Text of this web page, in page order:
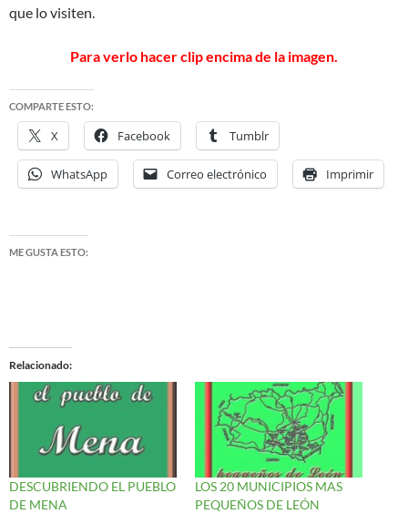
que lo visiten.
Para verlo hacer clip encima de la imagen.
COMPARTE ESTO:
X Facebook Tumblr
WhatsApp Correo electrónico Imprimir
ME GUSTA ESTO:
Relacionado
DESCUBRIENDO EL PUEBLO
DE MENA
LOS 20 MUNICIPIOS MAS
PEQUEÑOS DE LEÓN